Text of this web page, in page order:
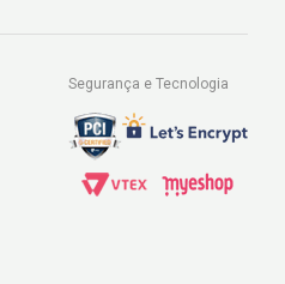
Segurança e Tecnologia